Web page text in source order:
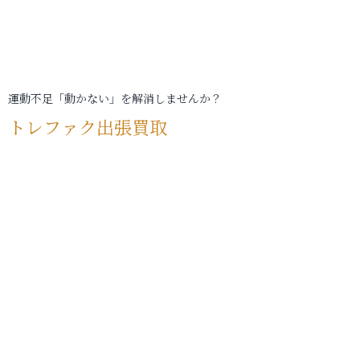
運動不足「動かない」を解消しませんか？
トレファク出張買取